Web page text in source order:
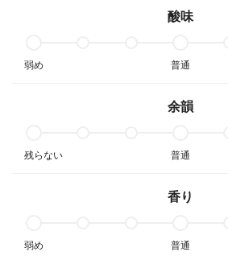
酸味
弱め 普通
余韻
残らない 普通
香り
弱め 普通